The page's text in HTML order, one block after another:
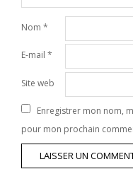
Nom *
E-mail *
Site web
Enregistrer mon nom,
pour mon prochain